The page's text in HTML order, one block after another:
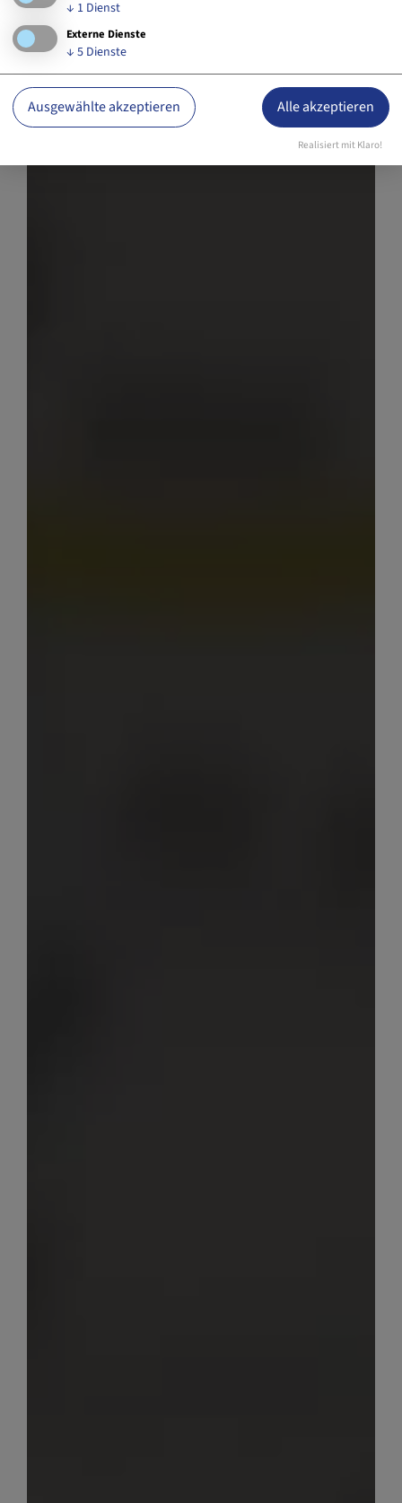
↓ 1 Dienst
Externe Dienste
↓ 5 Dienste
Ausgewählte akzeptieren Alle akzeptieren
Realisiert mit Klaro!